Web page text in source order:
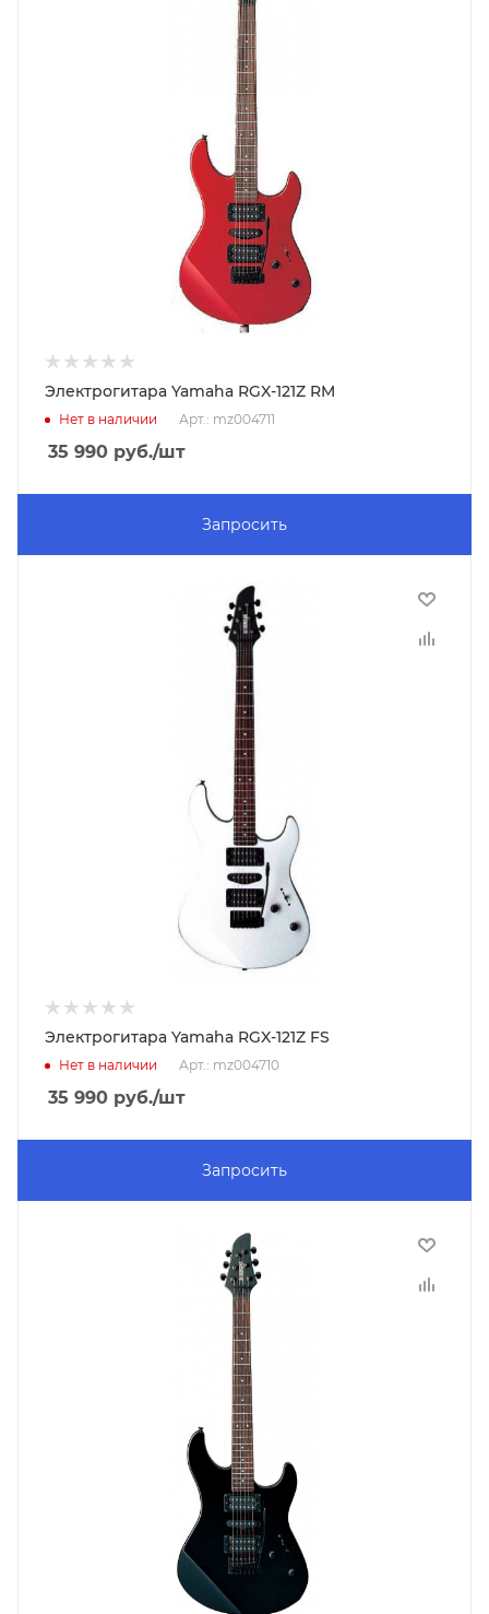
Электрогитара Yamaha RGX-121Z RM
Нет в наличии Арт.: mz004711
35 990 руб./шт
Запросить
Электрогитара Yamaha RGX-121Z FS
Нет в наличии Арт.: mz004710
35 990 руб./шт
Запросить